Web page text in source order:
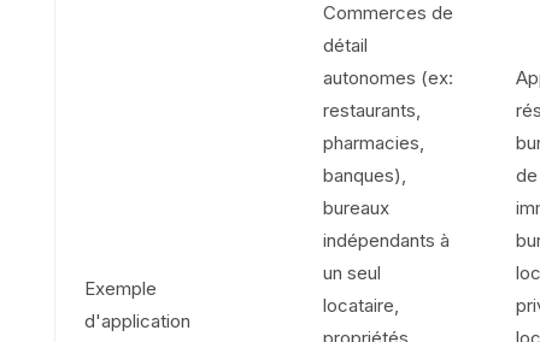
Exemple
d'application
Commerces de
détail
autonomes (ex:
restaurants,
pharmacies,
banques),
bureaux
indépendants à
un seul
locataire,